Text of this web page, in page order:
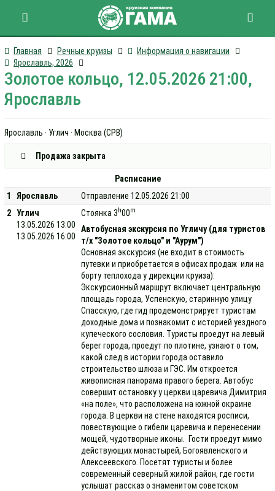
Главная Речные круизы
Информация о навигации
Ярославль, 2026
Золотое кольцо, 12.05.2026 21:00,
Ярославль
Ярославль · Углич · Москва (СРВ)
Продажа закрыта
Расписание
1
Ярославль
Отправление 12.05.2026 21:00
2 Углич
13.05.2026 13:00
13.05.2026 16:00
Стоянка 3 h00m
Автобусная экскурсия по Угличу (для туристов
т/х "Золотое кольцо" и "Аурум")
Основная экскурсия (не входит в стоимость
путевки и приобретается в офисах продаж или на
борту теплохода у дирекции круиза):
Экскурсионный маршрут включает центральную
площадь города, Успенскую, старинную улицу
Спасскую, где гид продемонстрирует туристам
доходные дома и познакомит с историей уездного
купеческого сословия. Туристы проедут на левый
берег города, проедут по плотине, узнают о том,
какой след в истории города оставило
строительство шлюза и ГЭС. Им откроется
живописная панорама правого берега. Автобус
совершит остановку у церкви царевича Димитрия
«на поле», что расположена на южной окраине
города. В церкви на стене находятся росписи,
повествующие о гибели царевича и перенесении
мощей, чудотворные иконы. Гости проедут мимо
действующих монастырей, Богоявленского и
Алексеевского. Посетят туристы и более
современный северный жилой район, где гости
услышат рассказ о знаменитом советском